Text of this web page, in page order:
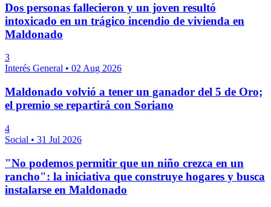
Dos personas fallecieron y un joven resultó
intoxicado en un trágico incendio de vivienda en
Maldonado
3
Interés General • 02 Aug 2026
Maldonado volvió a tener un ganador del 5 de Oro;
el premio se repartirá con Soriano
4
Social • 31 Jul 2026
"No podemos permitir que un niño crezca en un
rancho": la iniciativa que construye hogares y busca
instalarse en Maldonado